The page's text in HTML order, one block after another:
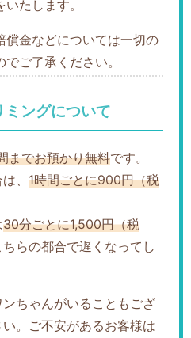
たします。
償金などについては一切の
ご了承ください。
ミングについて
までお預かり無料です。
、 1時間ごとに900円（税
30分ごとに1,500円（税
らの都合で遅くなってし
ちゃんがいることもござ
。ご不安があるお客様は